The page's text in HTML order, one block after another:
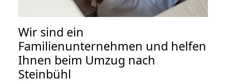
Wir sind ein
Familienunternehmen und helfen
Ihnen beim Umzug nach
Steinbühl